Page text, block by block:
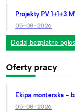
Projekty PV 1+1+3
05-08-2026
Dodaj bezpłatne
Oferty pracy
Ekipa monterska -
05-08-2026